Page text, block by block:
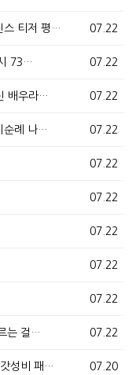
07.22
스 티저 평…
07.22
73…
07.22
배우라…
07.22
순례 나…
07.22
07.22
07.22
07.22
07.22
07.22
는 걸…
07.20
성비 패…